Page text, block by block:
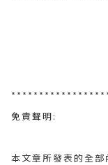
免責聲明:
本文章所發表的全部